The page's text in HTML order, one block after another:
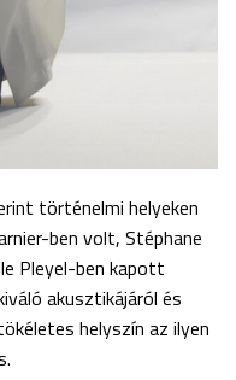
történelmi helyeken
ben volt, Stéphane
Pleyel-ben kapott
akusztikájáról és
helyszín az ilyen